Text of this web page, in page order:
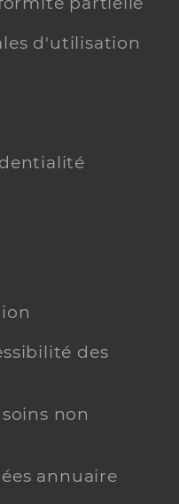
d'utilisation
des
non
annuaire